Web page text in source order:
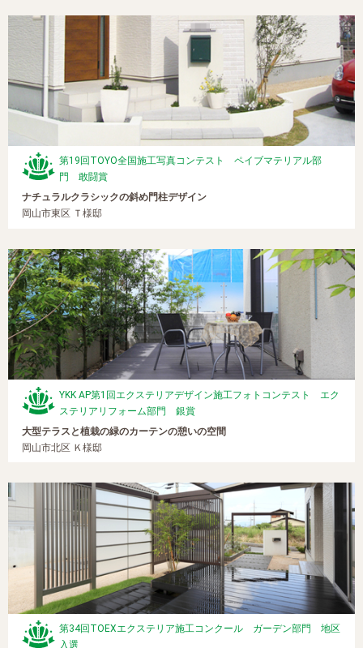
第19回TOYO全国施工写真コンテスト ペイブマテリアル部
門 敢闘賞
ナチュラルクラシックの斜め門柱デザイン
岡山市東区 Ｔ様邸
YKK AP第1回エクステリアデザイン施工フォトコンテスト エク
ステリアリフォーム部門 銀賞
大型テラスと植栽の緑のカーテンの憩いの空間
岡山市北区 Ｋ様邸
第34回TOEXエクステリア施工コンクール ガーデン部門 地区
入選